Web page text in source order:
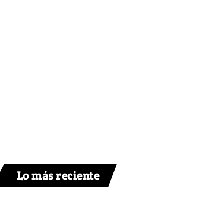
Lo más reciente